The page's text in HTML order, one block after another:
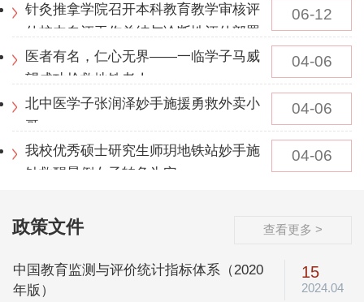
06-12
针灸推拿学院召开本科教育教学审核评
估校内自评工作总结与诊断性评估部署
会
04-06
医者有名，仁心无界——一临学子马威
望成功抢救地铁老人
04-06
北中医学子张润泽妙手施援勇救外卖小
哥
04-06
我校优秀硕士研究生师玥地铁站妙手施
针救醒晕倒女子转危为安
查看更多 >
政策文件
中国教育监测与评价统计指标体系（2020
年版）
15
2024.04